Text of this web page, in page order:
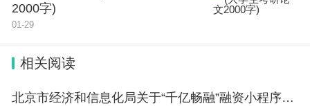
入读后的学生心态是180度转变的。
了，但师资其实没有真的跟上。明显师资团队偏缺
乏，班级规模过于臃肿，尤其是硕士方面。所以，入
2000字)
01-29
相关阅读
北京市经济和信息化局关于“千亿畅融”融资小程序正式上线运营的通知